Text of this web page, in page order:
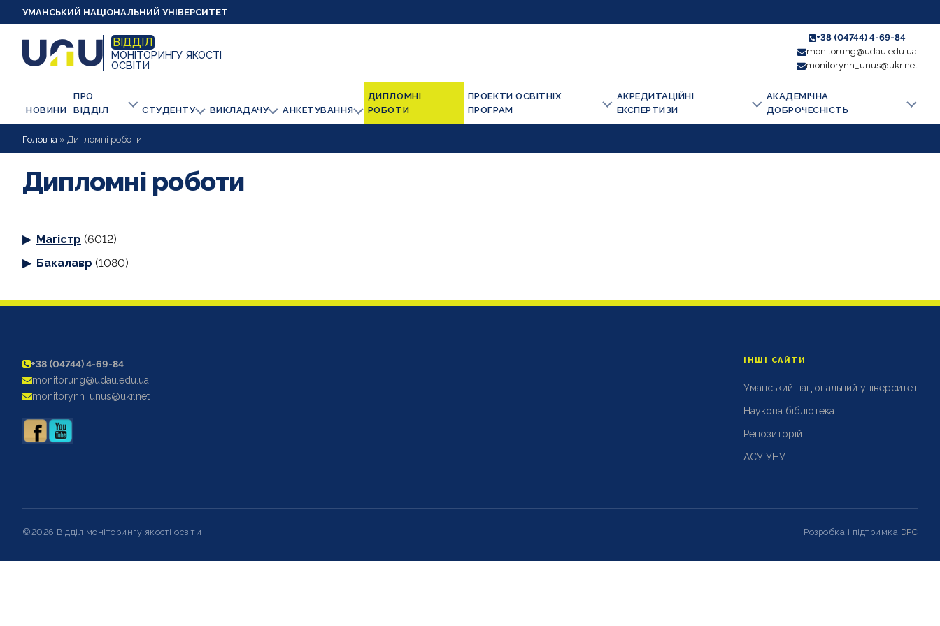
УМАНСЬКИЙ НАЦІОНАЛЬНИЙ УНІВЕРСИТЕТ
ВІДДІЛ
МОНІТОРИНГУ ЯКОСТІ
ОСВІТИ
+38 (04744) 4-69-84
monitorung@udau.edu.ua
monitorynh_unus@ukr.net
НОВИНИ
ПРО
ВІДДІЛ
СТУДЕНТУ ВИКЛАДАЧУ АНКЕТУВАННЯ
ДИПЛОМНІ
РОБОТИ
ПРОЕКТИ ОСВІТНІХ
ПРОГРАМ
АКРЕДИТАЦІЙНІ
ЕКСПЕРТИЗИ
АКАДЕМІЧНА
ДОБРОЧЕСНІСТЬ
Головна » Дипломні роботи
Дипломні роботи
Магістр (6012)
Бакалавр (1080)
+38 (04744) 4-69-84
monitorung@udau.edu.ua
monitorynh_unus@ukr.net
ІНШІ САЙТИ
Уманський національний університет
Наукова бібліотека
Репозиторій
АСУ УНУ
©2026 Відділ моніторингу якості освіти Розробка і підтримка DPC